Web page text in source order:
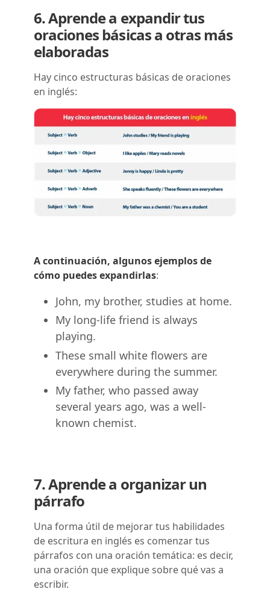
6. Aprende a expandir tus
oraciones básicas a otras más
elaboradas
Hay cinco estructuras básicas de oraciones
en inglés:
A continuación, algunos ejemplos de
cómo puedes expandirlas:
John, my brother, studies at home.
My long-life friend is always
playing.
These small white flowers are
everywhere during the summer.
My father, who passed away
several years ago, was a well-
known chemist.
7. Aprende a organizar un
párrafo
Una forma útil de mejorar tus habilidades
de escritura en inglés es comenzar tus
párrafos con una oración temática: es decir,
una oración que explique sobre qué vas a
escribir.